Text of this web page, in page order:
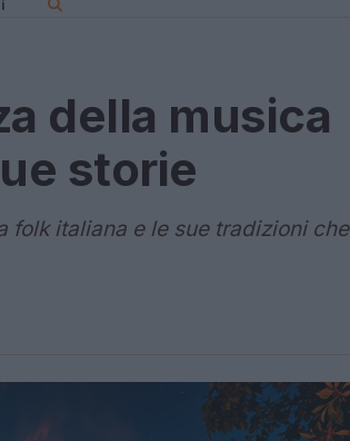
della musica
storie
folk italiana e le sue tradizioni che